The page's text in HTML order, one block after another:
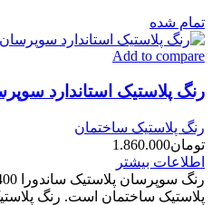
تمام شده
Add to compare
رنگ پلاستیک استاندارد سوپرسان 400
رنگ پلاستیک ساختمان
تومان1.860.000
اطلاعات بیشتر
پلاستیک ساختمان است. رنگ